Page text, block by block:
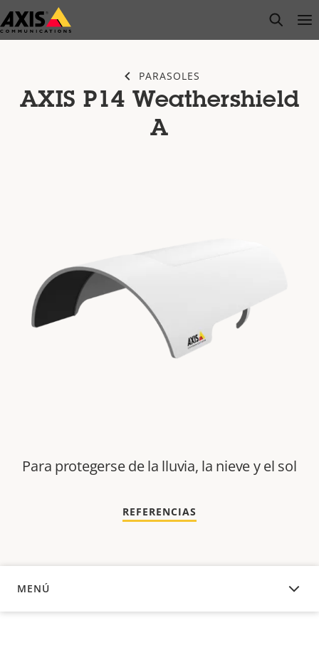
Saltar
al
open
PARASOLES
AXIS P14 Weathershield
A
Para protegerse de la lluvia, la nieve y el sol
REFERENCIAS
MENÚ
DESCRIPCIÓN